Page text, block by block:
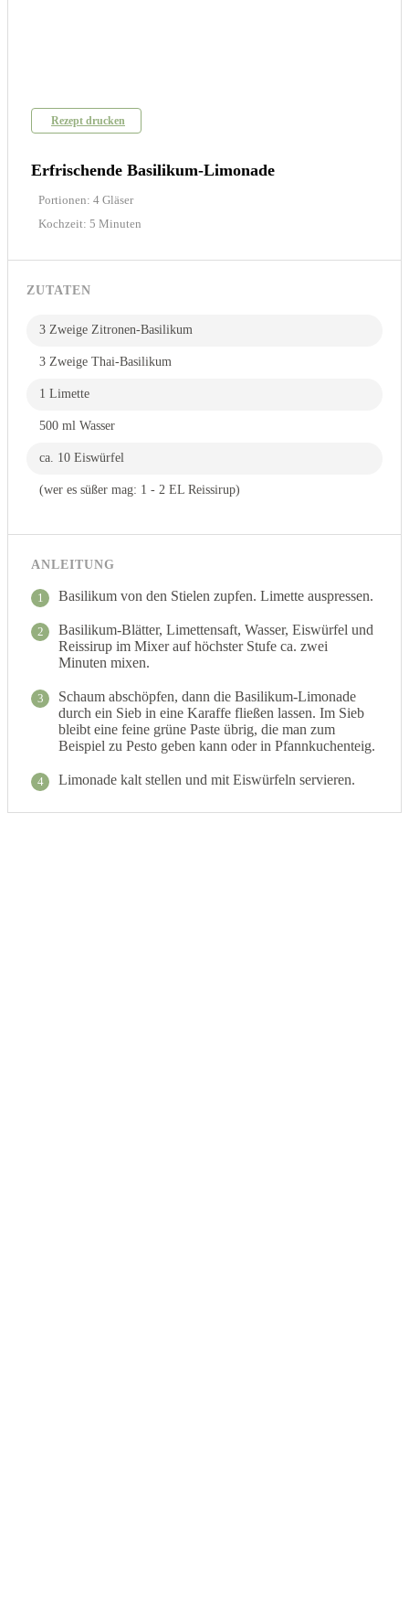
Rezept drucken
Erfrischende Basilikum-Limonade
Portionen: 4 Gläser
Kochzeit: 5 Minuten
ZUTATEN
3 Zweige Zitronen-Basilikum
3 Zweige Thai-Basilikum
1 Limette
500 ml Wasser
ca. 10 Eiswürfel
(wer es süßer mag: 1 - 2 EL Reissirup)
ANLEITUNG
1 Basilikum von den Stielen zupfen. Limette auspressen.
2
Basilikum-Blätter, Limettensaft, Wasser, Eiswürfel und
Reissirup im Mixer auf höchster Stufe ca. zwei
Minuten mixen.
3
Schaum abschöpfen, dann die Basilikum-Limonade
durch ein Sieb in eine Karaffe fließen lassen. Im Sieb
bleibt eine feine grüne Paste übrig, die man zum
Beispiel zu Pesto geben kann oder in Pfannkuchenteig.
4 Limonade kalt stellen und mit Eiswürfeln servieren.